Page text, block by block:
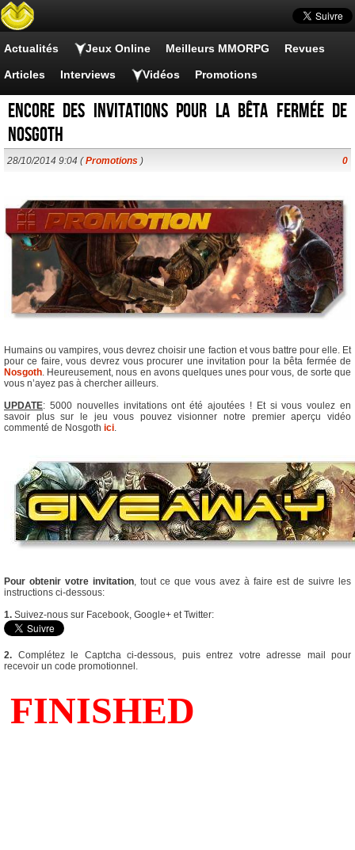
Actualités Jeux Online Meilleurs MMORPG Revues
Articles Interviews Vidéos Promotions
Encore des invitations pour la bêta fermée de
Nosgoth
28/10/2014 9:04 (Promotions ) 0
Humains ou vampires, vous devrez choisir une faction et vous battre pour elle. Et
pour ce faire, vous devrez vous procurer une invitation pour la bêta fermée de
Nosgoth. Heureusement, nous en avons quelques unes pour vous, de sorte que
vous n’ayez pas à chercher ailleurs.
UPDATE: 5000 nouvelles invitations ont été ajoutées ! Et si vous voulez en
savoir plus sur le jeu vous pouvez visionner notre premier aperçu vidéo
commenté de Nosgoth ici.
Pour obtenir votre invitation, tout ce que vous avez à faire est de suivre les
instructions ci-dessous:
1. Suivez-nous sur Facebook, Google+ et Twitter:
2. Complétez le Captcha ci-dessous, puis entrez votre adresse mail pour
recevoir un code promotionnel.